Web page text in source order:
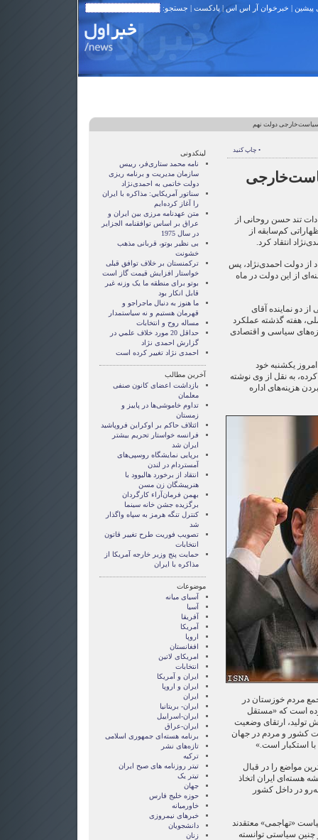
پیشین | خبرخوان آر اس اس| پادکست | جستجو:
سیاست‌خارجی دولت نهم
• چاپ کنید
تند حسن روحانی از
کم‌سابقه از
انتقاد کرد.
از دولت احمدی‌نژاد، پس
از این دولت در ماه
دو نماینده آقای
هفته گذشته عملکرد
سیاسی و اقتصادی
یکشنبه خود
به نقل از وی نوشته
هزینه‌های اداره
مردم خوزستان در
است که «مستقل
تولید، ارتقای وضعیت
كشور و مردم در جهان
با استكبار است.»
مواضع را در قبال
هسته‌ای ایران اتخاذ
در داخل کشور
«تهاجمی» معتقدند
چنین سیاستی توانسته
لینکدونی
نامه محمد ستاری‌فر، رییس
سازمان مدیریت و برنامه ریزی
دولت خاتمی به احمدی‌نژاد
سناتور آمريکايي: مذاکره با ايران
را آغاز کرده‌ايم
متن عهدنامه مرزى بين ايران و
عراق بر اساس توافقنامه الجزاير
در سال 1975
بی نظیر بوتو، قربانی مذهب
خشونت
ترکمنستان بر خلاف توافق قبلی
خواستار افزایش قیمت گاز است
بوتو برای منطقه ما یک وزنه غیر
قابل انکار بود
ما هنوز به دنبال ماجراجو و
قهرمان هستيم و نه سياستمدار
مساله روح و انتخابات
حداقل 20 مورد خلاف علمي در
گزارش احمدی نژاد
احمدی نژاد تغییر کرده است
آخرین مطالب
بازداشت اعضای کانون صنفی
معلمان
تداوم خاموشی‌ها در پاییز و
زمستان
ائتلاف حاکم بر اوکراین فروپاشید
فرانسه خواستار تحریم بیشتر
ایران شد
برپایی نمایشگاه روسپی‌های
آمستردام در لندن
انتقاد از برخورد هاليوود با
هنرپیشگان زن مسن
بهمن فرمان‌آراء کارگردان
برگزیده جشن خانه سینما
کنترل تنگه هرمز به سپاه واگذار
شد
تصویب فوریت طرح تغییر قاتون
انتخابات
حمایت پنج وزیر خارجه آمریکا از
مذاکره با ایران
موضوعات
آسيای ميانه
آسیا
آفریقا
آمریکا
اروپا
افغانستان
امریکای لاتین
انتخابات
ايران و آمريکا
ايران و اروپا
ایران
ایران- بریتانیا
ایران-اسراییل
ایران-عراق
برنامه هسته‌ای جمهوری اسلامی
تازه‌های نشر
ترکیه
تیتر روزنامه های صبح ایران
تیتر یک
جهان
حوزه خلیج فارس
خاورمیانه
خبرهای نیمروزی
دانشجویان
زنان